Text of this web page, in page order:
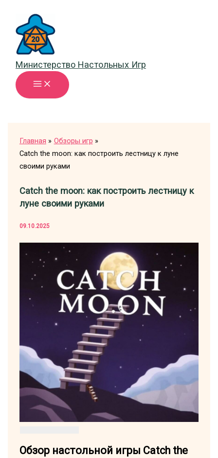
содержимому
Министерство Настольных Игр
Главная
Обзоры игр
Catch the moon: как построить лестницу к луне
своими руками
Catch the moon: как построить лестницу к
луне своими руками
09.10.2025
Обзор настольной игры Catch the